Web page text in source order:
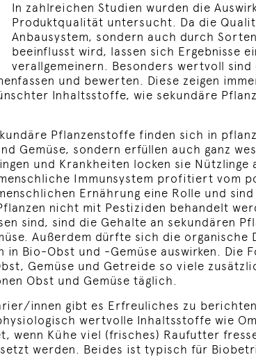
In zahlreichen Studien wurden die
Produktqualität untersucht. Da die
Anbausystem, sondern auch durch
beeinflusst wird, lassen sich Ergebnisse
verallgemeinern. Besonders wertvoll
und bewerten. Diese zeigen
Inhaltsstoffe, wie sekundäre
Pflanzenstoffe finden sich in
Gemüse, sondern erfüllen auch ganz
und Krankheiten locken sie
Immunsystem profitiert vom
Ernährung eine Rolle und
nicht mit Pestiziden behandelt
sind, sind die Gehalte an sekundären
Außerdem dürfte sich die
in Bio-Obst und -Gemüse auswirken.
Gemüse und Getreide so viele
Obst und Gemüse täglich.
innen gibt es Erfreuliches zu
wertvolle Inhaltsstoffe wie
wenn Kühe viel (frisches) Raufutter
werden. Beides ist typisch für